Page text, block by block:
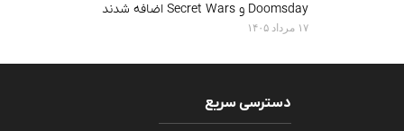
Doomsday و Secret Wars اضافه شدند
۱۷ مرداد ۱۴۰۵
دسترسی سریع